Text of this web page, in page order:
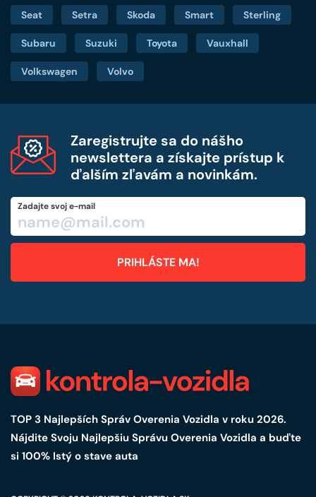
Seat Setra Skoda Smart Sterling
Subaru Suzuki Toyota Vauxhall
Volkswagen Volvo
Zaregistrujte sa do nášho
newslettera a získajte prístup k
ďalším zľavám a novinkám.
Zadajte svoj e-mail
TOP 3 Najlepších Správ Overenia Vozidla v roku 2026.
Nájdite Svoju Najlepšiu Správu Overenia Vozidla a buďte
si 100% Istý o stave auta